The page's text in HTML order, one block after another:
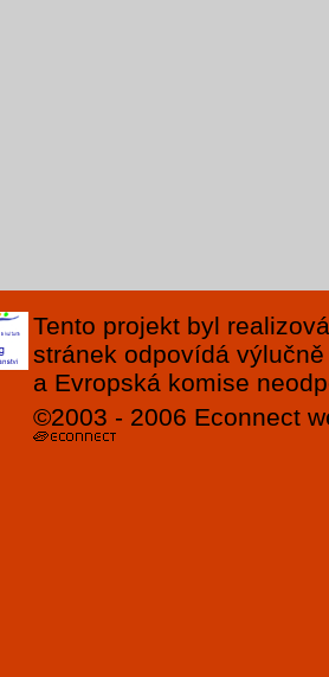
Tento projekt byl
stránek odpovídá
a Evropská komise
©2003 - 2006 Econnect